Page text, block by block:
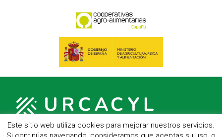
Este sitio web utiliza cookies para mejorar nuestros servicios.